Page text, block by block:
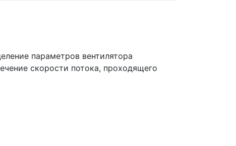
параметров вентилятора
скорости потока, проходящего